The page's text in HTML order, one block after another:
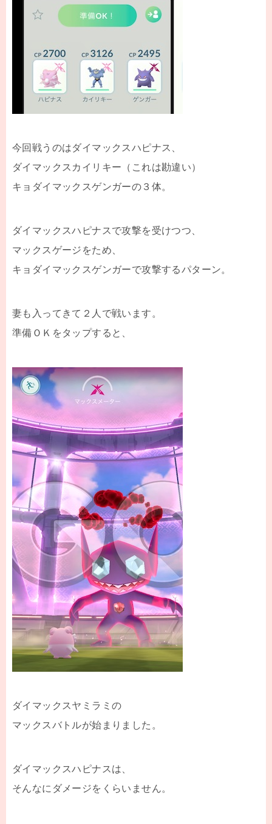
今回戦うのはダイマックスハピナス、
ダイマックスカイリキー（これは勘違い）
キョダイマックスゲンガーの３体。
ダイマックスハピナスで攻撃を受けつつ、
マックスゲージをため、
キョダイマックスゲンガーで攻撃するパターン。
妻も入ってきて２人で戦います。
準備ＯＫをタップすると、
ダイマックスヤミラミの
マックスバトルが始まりました。
ダイマックスハピナスは、
そんなにダメージをくらいません。